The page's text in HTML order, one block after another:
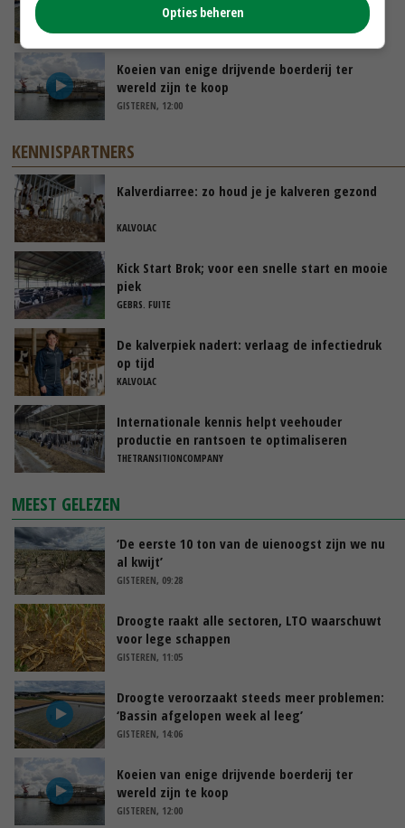
‘Bassin afgelopen week al leeg’
Koeien van enige drijvende boerderij ter
wereld zijn te koop
GISTEREN, 12:00
KENNISPARTNERS
Kalverdiarree: zo houd je je kalveren gezond
KALVOLAC
Kick Start Brok; voor een snelle start en mooie
piek
GEBRS. FUITE
De kalverpiek nadert: verlaag de infectiedruk
op tijd
KALVOLAC
Internationale kennis helpt veehouder
productie en rantsoen te optimaliseren
THETRANSITIONCOMPANY
MEEST GELEZEN
‘De eerste 10 ton van de uienoogst zijn we nu
al kwijt’
GISTEREN, 09:28
Droogte raakt alle sectoren, LTO waarschuwt
voor lege schappen
GISTEREN, 11:05
Droogte veroorzaakt steeds meer problemen:
‘Bassin afgelopen week al leeg’
GISTEREN, 14:06
Koeien van enige drijvende boerderij ter
wereld zijn te koop
GISTEREN, 12:00
Opties beheren